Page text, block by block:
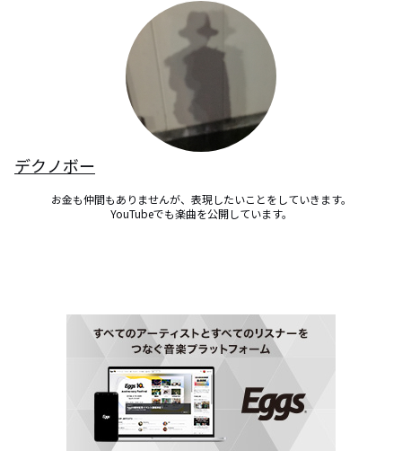
デクノボー
お金も仲間もありませんが、表現したいことをしていきます。
YouTubeでも楽曲を公開しています。